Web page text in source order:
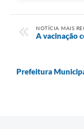
NOTÍCIA MAIS
A vacinação
Prefeitura